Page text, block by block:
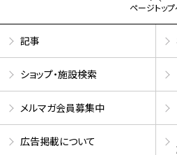
ページトッ
記事
ショップ・施設検索
メルマガ会員募集中
広告掲載について